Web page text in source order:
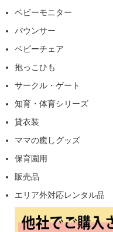
ベビーモニター
バウンサー
ベビーチェア
抱っこひも
サークル・ゲート
知育・体育シリーズ
貸衣装
ママの癒しグッズ
保育園用
販売品
エリア外対応レンタル品